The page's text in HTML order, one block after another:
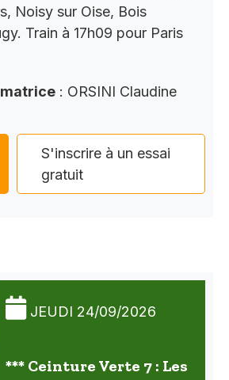
Noisy sur Oise, Bois
Train à 17h09 pour Paris
: ORSINI Claudine
S'inscrire à un essai
gratuit
JEUDI 24/09/2026
*** Ceinture Verte 7 : Les